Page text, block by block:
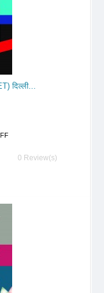
दिल्ली...
0 Review(s)